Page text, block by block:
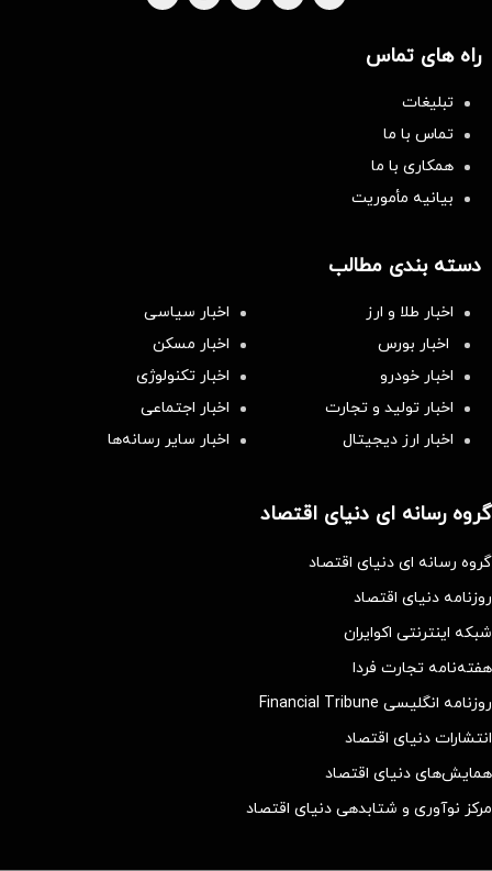
راه های تماس
تبلیغات
تماس با ما
همکاری با ما
بیانیه مأموریت
دسته بندی مطالب
اخبار طلا و ارز
اخبار سیاسی
اخبار بورس
اخبار مسکن
اخبار خودرو
اخبار تکنولوژی
اخبار تولید و تجارت
اخبار اجتماعی
اخبار ارز دیجیتال
اخبار سایر رسانه‌‌ها
گروه رسانه ای دنیای اقتصاد
گروه رسانه ای دنیای اقتصاد
روزنامه دنیای اقتصاد
شبکه اینترنتی اکوایران
هفته‌نامه تجارت فردا
روزنامه انگلیسی Financial Tribune
انتشارات دنیای اقتصاد
همایش‌های دنیای اقتصاد
مرکز نوآوری و شتابدهی دنیای اقتصاد